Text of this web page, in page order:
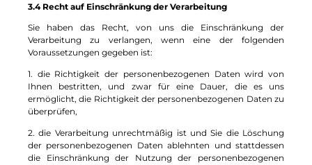
3.4 Recht auf Einschränkung der Verarbeitung
Sie haben das Recht, von uns die Einschränkung der
Verarbeitung zu verlangen, wenn eine der folgenden
Voraussetzungen gegeben ist:
1. die Richtigkeit der personenbezogenen Daten wird von
Ihnen bestritten, und zwar für eine Dauer, die es uns
ermöglicht, die Richtigkeit der personenbezogenen Daten zu
überprüfen,
2. die Verarbeitung unrechtmäßig ist und Sie die Löschung
der personenbezogenen Daten ablehnten und stattdessen
die Einschränkung der Nutzung der personenbezogenen